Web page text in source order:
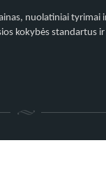
nuolatiniai tyrimai
kokybės standartus